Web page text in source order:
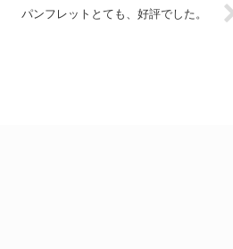
パンフレットとても、好評でした。